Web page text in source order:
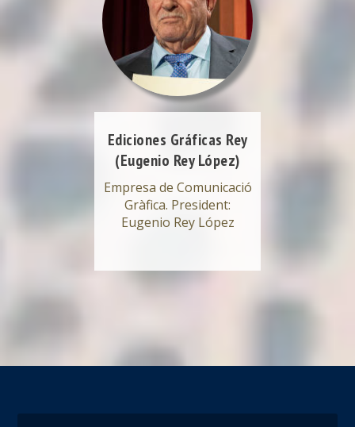
Ediciones Gráficas Rey
(Eugenio Rey López)
Empresa de Comunicació
Gràfica. President:
Eugenio Rey López